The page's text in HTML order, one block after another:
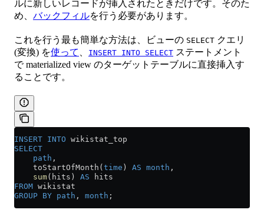
ルに新しいレコードが挿入されたときだけです。そのた
め、 バックフィルを行う必要があります。
これを行う最も簡単な方法は、ビューの SELECT クエリ
(変換) を使って INSERT INTO SELECT ステートメント
で materialized view のターゲットテーブルに直接挿入す
ることです。
INSERT INTO wikistat_top
SELECT
    path
,
    toStartOfMonth(
time ) AS month ,
    sum
(hits) AS hits
FROM wikistat
GROUP BY path , month ;